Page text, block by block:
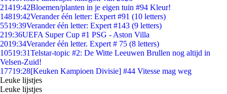
21419:42Bloemen/planten in je eigen tuin #94 Kleur!
14819:42Verander één letter: Expert #91 (10 letters)
5519:39Verander één letter: Expert #143 (9 letters)
219:36UEFA Super Cup #1 PSG - Aston Villa
2019:34Verander één letter. Expert # 75 (8 letters)
10519:31Telstar-topic #2: De Witte Leeuwen Brullen nog altijd in
Velsen-Zuid!
17719:28[Keuken Kampioen Divisie] #44 Vitesse mag weg
Leuke lijstjes
Leuke lijstjes